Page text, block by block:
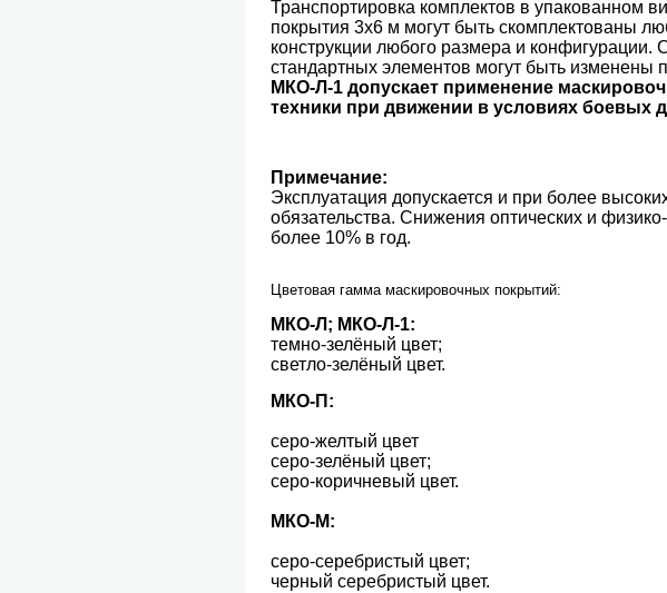
Транспортировка комплектов в упакованном
покрытия 3х6 м могут быть скомплектованы
конструкции любого размера и конфигурации.
стандартных элементов могут быть изменены
МКО-Л-1 допускает применение
техники при движении в условиях боевых
Примечание:
Эксплуатация допускается и при более
обязательства. Снижения оптических и
более 10% в год.
Цветовая гамма маскировочных покрытий:
МКО-Л; МКО-Л-1:
темно-зелёный цвет;
светло-зелёный цвет.
МКО-П:
серо-желтый цвет
серо-зелёный цвет;
серо-коричневый цвет.
МКО-М:
серо-серебристый цвет;
черный серебристый цвет.